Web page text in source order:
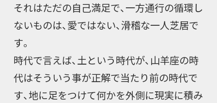
それはただの自己満足で、一方通行の循環し
ないものは、愛ではない、滑稽な一人芝居で
す。
時代で言えば、土という時代が、山羊座の時
代はそういう事が正解で当たり前の時代で
す、地に足をつけて何かを外側に現実に積み